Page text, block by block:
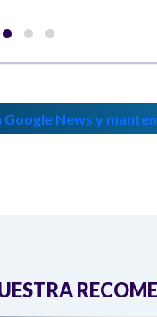
Google News y